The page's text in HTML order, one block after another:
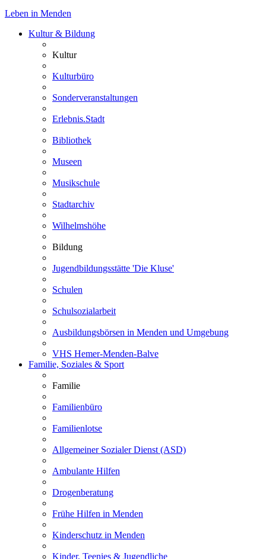
Leben in Menden
Kultur & Bildung
Kultur
Kulturbüro
Sonderveranstaltungen
Erlebnis.Stadt
Bibliothek
Museen
Musikschule
Stadtarchiv
Wilhelmshöhe
Bildung
Jugendbildungsstätte 'Die Kluse'
Schulen
Schulsozialarbeit
Ausbildungsbörsen in Menden und Umgebung
VHS Hemer-Menden-Balve
Familie, Soziales & Sport
Familie
Familienbüro
Familienlotse
Allgemeiner Sozialer Dienst (ASD)
Ambulante Hilfen
Drogenberatung
Frühe Hilfen in Menden
Kinderschutz in Menden
Kinder, Teenies & Jugendliche